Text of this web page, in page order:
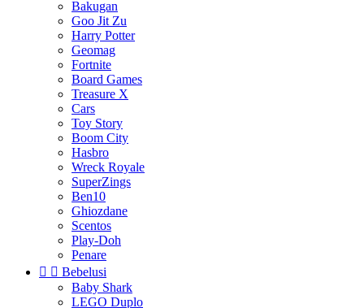
Bakugan
Goo Jit Zu
Harry Potter
Geomag
Fortnite
Board Games
Treasure X
Cars
Toy Story
Boom City
Hasbro
Wreck Royale
SuperZings
Ben10
Ghiozdane
Scentos
Play-Doh
Penare
  Bebelusi
Baby Shark
LEGO Duplo